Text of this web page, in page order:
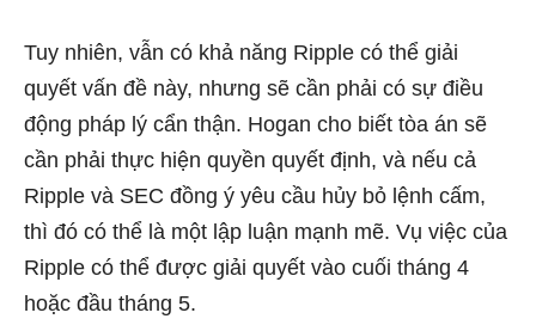
Tuy nhiên, vẫn có khả năng Ripple có thể giải
quyết vấn đề này, nhưng sẽ cần phải có sự điều
động pháp lý cẩn thận. Hogan cho biết tòa án sẽ
cần phải thực hiện quyền quyết định, và nếu cả
Ripple và SEC đồng ý yêu cầu hủy bỏ lệnh cấm,
thì đó có thể là một lập luận mạnh mẽ. Vụ việc của
Ripple có thể được giải quyết vào cuối tháng 4
hoặc đầu tháng 5.